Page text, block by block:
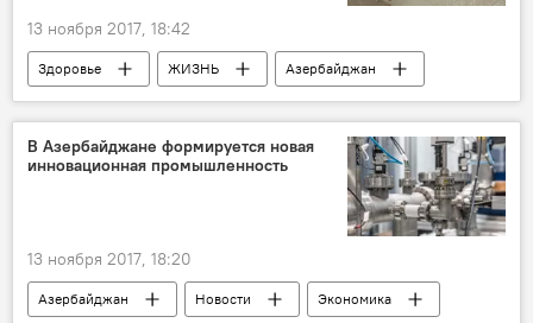
13 ноября 2017, 18:42
Здоровье ЖИЗНЬ
Азербайджан
События и даты
Новости
Экономика
В Азербайджане формируется новая
инновационная промышленность
13 ноября 2017, 18:20
Азербайджан Новости
Экономика